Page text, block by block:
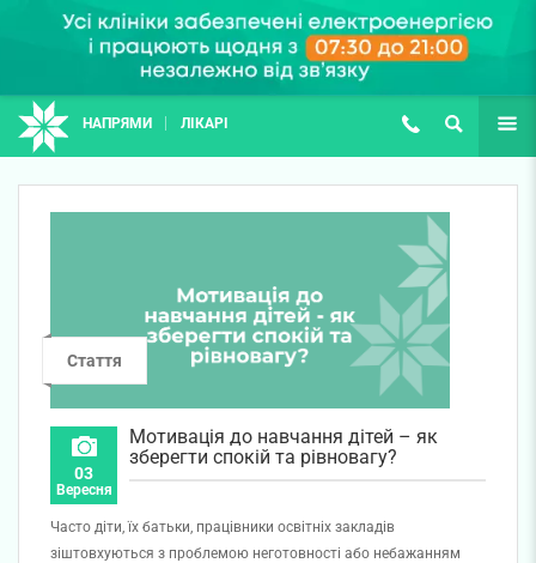
НАПРЯМИ ЛІКАРІ (067) 127-03-03
ПОШУК ЩЕ
Стаття
03
Вересня
Мотивація до навчання дітей – як
зберегти спокій та рівновагу?
Часто діти, їх батьки, працівники освітніх закладів
зіштовхуються з проблемою неготовності або небажанням